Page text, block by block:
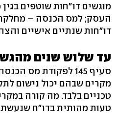
מוגשים דו"חות שוטפים
העסק; למס הכנסה –
דו"חות שנתיים אישיים
עד שלוש שנים
סעיף 145 לפקודת
מקרים שבהם יכול נישום
טכניים בלבד. מה קורה
טעות מהותית בדו"ח